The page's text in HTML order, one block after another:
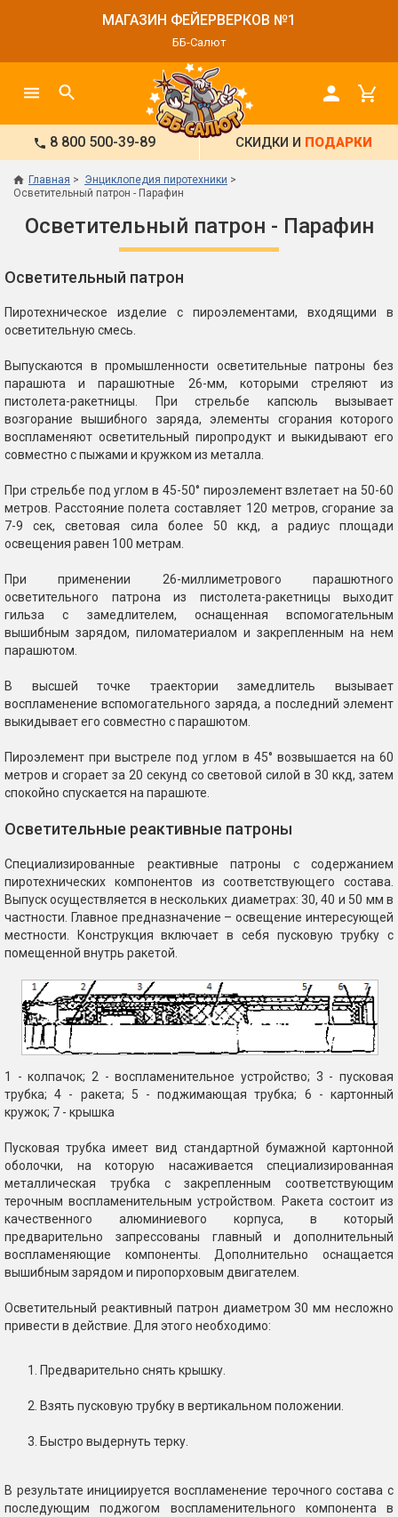
МАГАЗИН ФЕЙЕРВЕРКОВ №1
ББ-Салют
8 800 500-39-89 СКИДКИ И ПОДАРКИ
Главная
Энциклопедия пиротехники
Осветительный патрон - Парафин
Осветительный патрон - Парафин
Осветительный патрон
Пиротехническое изделие с пироэлементами, входящими в
осветительную смесь.
Выпускаются в промышленности осветительные патроны без
парашюта и парашютные 26-мм, которыми стреляют из
пистолета-ракетницы. При стрельбе капсюль вызывает
возгорание вышибного заряда, элементы сгорания которого
воспламеняют осветительный пиропродукт и выкидывают его
совместно с пыжами и кружком из металла.
При стрельбе под углом в 45-50° пироэлемент взлетает на 50-60
метров. Расстояние полета составляет 120 метров, сгорание за
7-9 сек, световая сила более 50 ккд, а радиус площади
освещения равен 100 метрам.
При применении 26-миллиметрового парашютного
осветительного патрона из пистолета-ракетницы выходит
гильза с замедлителем, оснащенная вспомогательным
вышибным зарядом, пиломатериалом и закрепленным на нем
парашютом.
В высшей точке траектории замедлитель вызывает
воспламенение вспомогательного заряда, а последний элемент
выкидывает его совместно с парашютом.
Пироэлемент при выстреле под углом в 45° возвышается на 60
метров и сгорает за 20 секунд со световой силой в 30 ккд, затем
спокойно спускается на парашюте.
Осветительные реактивные патроны
Специализированные реактивные патроны с содержанием
пиротехнических компонентов из соответствующего состава.
Выпуск осуществляется в нескольких диаметрах: 30, 40 и 50 мм в
частности. Главное предназначение – освещение интересующей
местности. Конструкция включает в себя пусковую трубку с
помещенной внутрь ракетой.
1 - колпачок; 2 - воспламенительное устройство; 3 - пусковая
трубка; 4 - ракета; 5 - поджимающая трубка; 6 - картонный
кружок; 7 - крышка
Пусковая трубка имеет вид стандартной бумажной картонной
оболочки, на которую насаживается специализированная
металлическая трубка с закрепленным соответствующим
терочным воспламенительным устройством. Ракета состоит из
качественного алюминиевого корпуса, в который
предварительно запрессованы главный и дополнительный
воспламеняющие компоненты. Дополнительно оснащается
вышибным зарядом и пиропорховым двигателем.
Осветительный реактивный патрон диаметром 30 мм несложно
привести в действие. Для этого необходимо:
Предварительно снять крышку.
Взять пусковую трубку в вертикальном положении.
Быстро выдернуть терку.
В результате инициируется воспламенение терочного состава с
последующим поджогом воспламенительного компонента в